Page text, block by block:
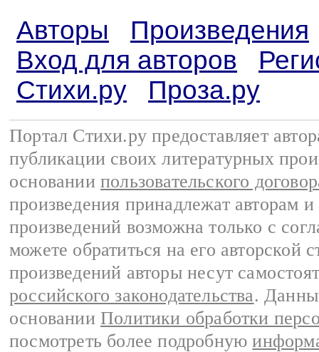
Авторы
Произведения
Вход для авторов
Стихи.ру
Проза.ру
Портал Стихи.ру предоставляет
публикации своих литературных
основании пользовательского
произведения принадлежат авторам
произведений возможна только с
можете обратиться на его авторской
произведений авторы несут
российского законодательства.
основании Политики обработки
посмотреть более подробную